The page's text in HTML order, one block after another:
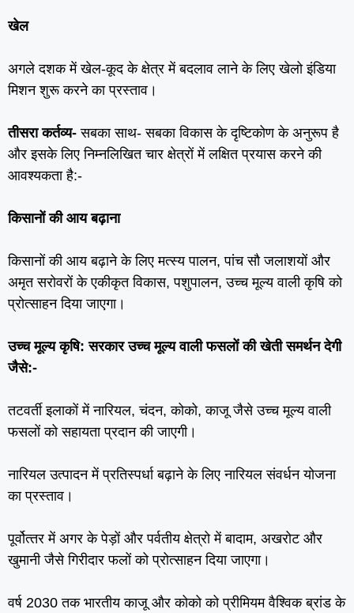
खेल
अगले दशक में खेल-कूद के क्षेत्र में बदलाव लाने के लिए खेलो इंडिया
मिशन शुरू करने का प्रस्‍ताव।
तीसरा कर्तव्‍य- सबका साथ- सबका विकास के दृष्टिकोण के अनुरूप है
और इसके लिए निम्‍नलिखित चार क्षेत्रों में लक्षित प्रयास करने की
आवश्‍यकता है:-
किसानों की आय बढ़ाना
किसानों की आय बढ़ाने के लिए मत्‍स्‍य पालन, पांच सौ जलाशयों और
अमृत सरोवरों के एकीकृत विकास, पशुपालन, उच्‍च मूल्‍य वाली कृषि को
प्रोत्‍साहन दिया जाएगा।
उच्‍च मूल्‍य कृषि: सरकार उच्‍च मूल्‍य वाली फसलों की खेती समर्थन देगी
जैसे:-
तटवर्ती इलाकों में नारियल, चंदन, कोको, काजू जैसे उच्‍च मूल्‍य वाली
फसलों को सहायता प्रदान की जाएगी।
नारियल उत्‍पादन में प्रतिस्‍पर्धा बढ़ाने के लिए नारियल संवर्धन योजना
का प्रस्‍ताव।
पूर्वोत्‍तर में अगर के पेड़ों और पर्वतीय क्षेत्रो में बादाम, अखरोट और
खुमानी जैसे गिरीदार फलों को प्रोत्‍साहन दिया जाएगा।
वर्ष 2030 तक भारतीय काजू और कोको को प्रीमियम वैश्विक ब्रांड के